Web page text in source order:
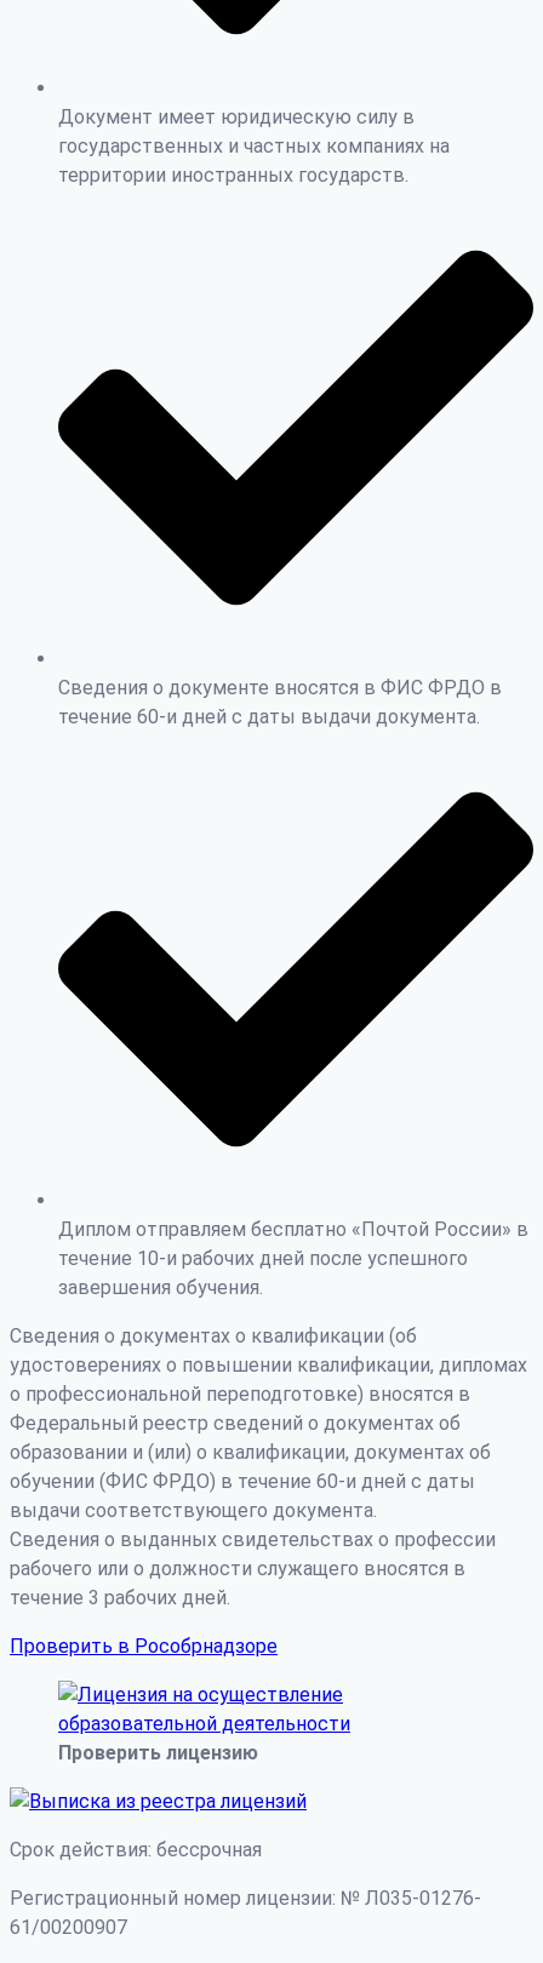
Документ имеет юридическую силу в
государственных и частных компаниях на
территории иностранных государств.
Сведения о документе вносятся в ФИС ФРДО в
течение 60-и дней с даты выдачи документа.
Диплом отправляем бесплатно «Почтой России» в
течение 10-и рабочих дней после успешного
завершения обучения.
Сведения о документах о квалификации (об
удостоверениях о повышении квалификации, дипломах
о профессиональной переподготовке) вносятся в
Федеральный реестр сведений о документах об
образовании и (или) о квалификации, документах об
обучении (ФИС ФРДО) в течение 60-и дней с даты
выдачи соответствующего документа.
Сведения о выданных свидетельствах о профессии
рабочего или о должности служащего вносятся в
течение 3 рабочих дней.
Проверить в Рособрнадзоре
Проверить лицензию
Срок действия: бессрочная
Регистрационный номер лицензии: № Л035-01276-
61/00200907